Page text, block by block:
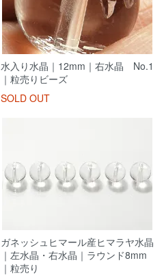
水入り水晶｜12mm｜右水晶 No.1
｜粒売りビーズ
SOLD OUT
ガネッシュヒマール産ヒマラヤ水晶
｜左水晶・右水晶｜ラウンド8mm
｜粒売り